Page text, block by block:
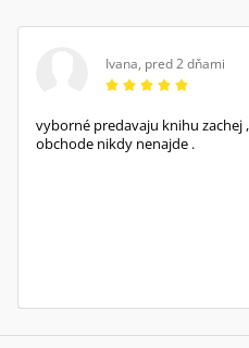
Ivana, pred 2 dňami
vyborné predavaju knihu zachej
obchode nikdy nenajde .